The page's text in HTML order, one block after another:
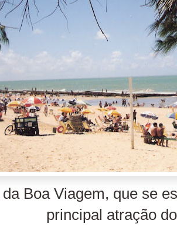
Boa Viagem, que se
principal atração